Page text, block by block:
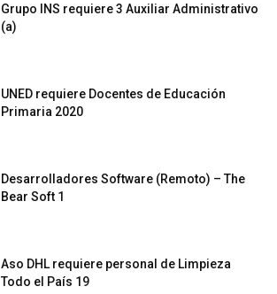
Grupo INS requiere 3 Auxiliar Administrativo
(a)
UNED requiere Docentes de Educación
Primaria 2020
Desarrolladores Software (Remoto) – The
Bear Soft 1
Aso DHL requiere personal de Limpieza
Todo el País 19